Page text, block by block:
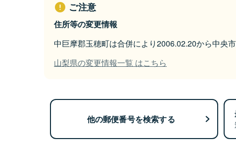
ご注意
住所等の変更情報
中巨摩郡玉穂町は合併により2006.02.20から中央
山梨県の変更情報一覧 はこちら
他の郵便番号を検索する